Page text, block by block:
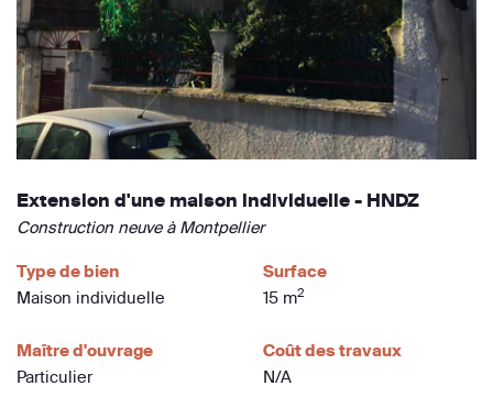
Extension d'une maison individuelle - HNDZ
Construction neuve à Montpellier
Type de bien
Maison individuelle
Surface
15 m2
Maître d'ouvrage
Particulier
Coût des travaux
N/A